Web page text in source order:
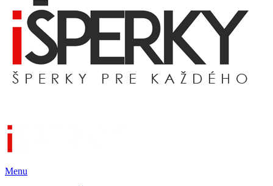
Menu